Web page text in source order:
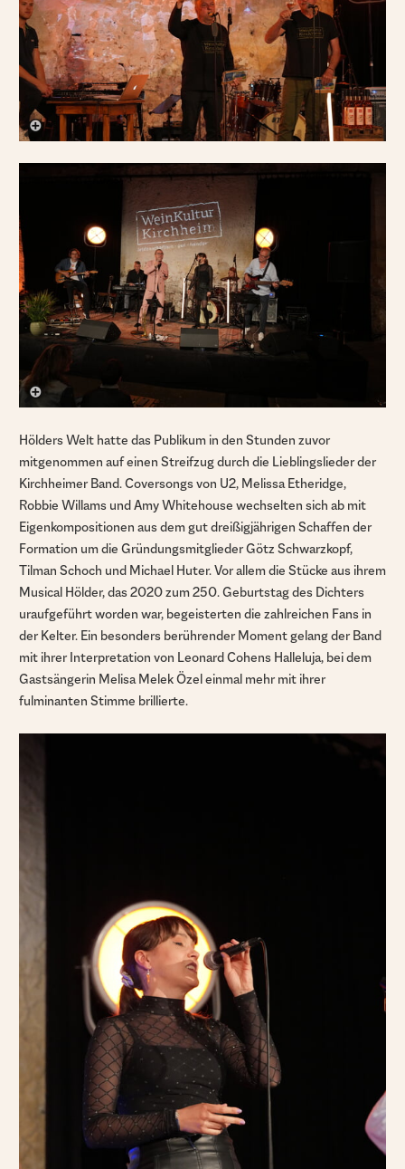
Hölders Welt hatte das Publikum in den Stunden zuvor
mitgenommen auf einen Streifzug durch die Lieblingslieder der
Kirchheimer Band. Coversongs von U2, Melissa Etheridge,
Robbie Willams und Amy Whitehouse wechselten sich ab mit
Eigenkompositionen aus dem gut dreißigjährigen Schaffen der
Formation um die Gründungsmitglieder Götz Schwarzkopf,
Tilman Schoch und Michael Huter. Vor allem die Stücke aus ihrem
Musical Hölder, das 2020 zum 250. Geburtstag des Dichters
uraufgeführt worden war, begeisterten die zahlreichen Fans in
der Kelter. Ein besonders berührender Moment gelang der Band
mit ihrer Interpretation von Leonard Cohens Halleluja, bei dem
Gastsängerin Melisa Melek Özel einmal mehr mit ihrer
fulminanten Stimme brillierte.